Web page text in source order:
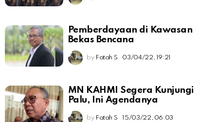
Pemberdayaan di Kawasan
Bekas Bencana
by Fatah S 03/04/22, 19:21
MN KAHMI Segera Kunjungi
Palu, Ini Agendanya
by Fatah S 15/03/22, 06:03